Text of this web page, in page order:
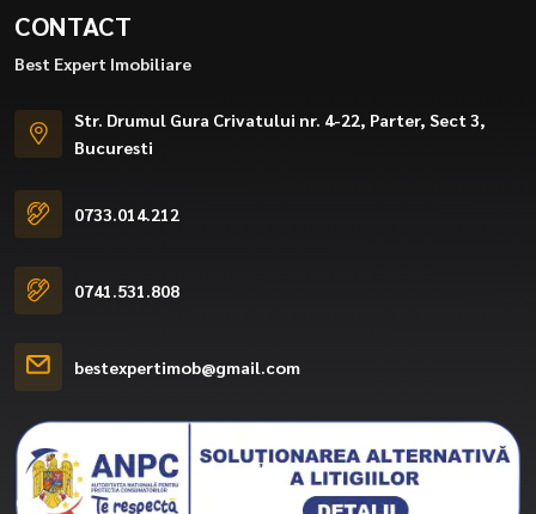
CONTACT
Best Expert Imobiliare
Str. Drumul Gura Crivatului nr. 4-22, Parter, Sect 3,
Bucuresti
0733.014.212
0741.531.808
bestexpertimob@gmail.com